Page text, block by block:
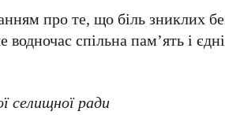
про те, що біль зниклих
водночас спільна пам’ять і
селищної ради